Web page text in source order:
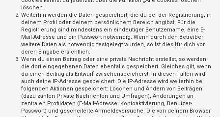
löschen.
Weiterhin werden die Daten gespeichert, die du bei der Registrierung, in
deinem Profil oder deinem persönlichem Bereich angibst. Für die
Registrierung sind mindestens ein eindeutiger Benutzername, eine E-
Mail-Adresse und ein Passwort notwendig. Wenn durch den Betreiber
weitere Daten als notwendig festgelegt wurden, so ist dies für dich vor
deren Eingabe ersichtlich.
Wenn du einen Beitrag oder eine private Nachricht erstellst, so werden
die dort eingegebenen Daten ebenfalls gespeichert. Gleiches gilt, wenn
du einen Beitrag als Entwurf zwischenspeicherst. In diesen Fällen wird
auch deine IP-Adresse gespeichert. Die IP-Adresse wird weiterhin bei
folgenden Aktionen gespeichert: Löschen und Ändern von Beiträgen
(dazu zählen Private Nachrichten und Umfragen), Änderungen an
zentralen Profildaten (E-Mail-Adresse, Kontoaktivierung, Benutzer-
Passwort) und gescheiterte Anmeldeversuche. Die von deinem Browser